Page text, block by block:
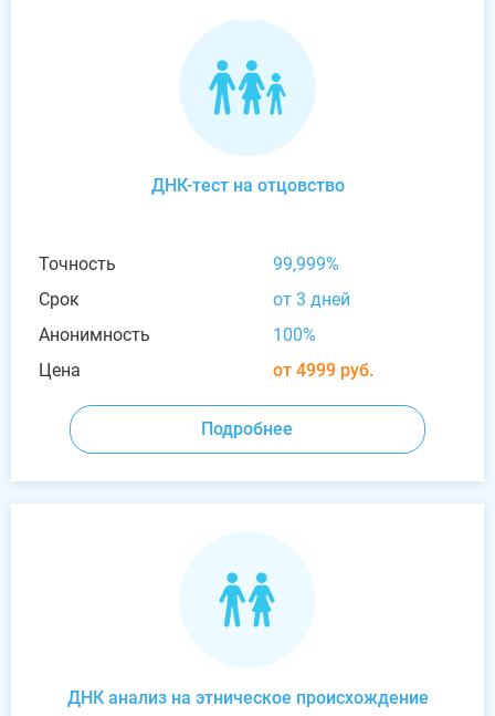
ДНК-тест на отцовство
Точность
99,999%
Срок
от 3 дней
Анонимность
100%
Цена
от 4999 руб.
Подробнее
ДНК анализ на этническое происхождение